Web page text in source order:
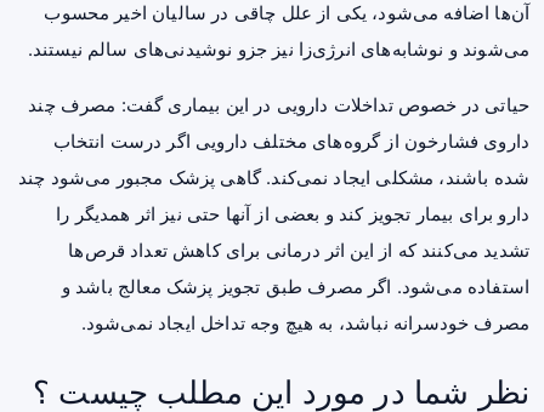
آن‌ها اضافه می‌شود، یکی از علل چاقی در سالیان اخیر محسوب
می‌شوند و نوشابه‌های انرژی‌زا نیز جزو نوشیدنی‌های سالم نیستند.
حیاتی در خصوص تداخلات دارویی در این بیماری گفت: مصرف چند
داروی فشارخون از گروه‌های مختلف دارویی اگر درست انتخاب
شده باشند، مشکلی ایجاد نمی‌کند. گاهی پزشک مجبور می‌شود چند
دارو برای بیمار تجویز کند و بعضی از آنها حتی نیز اثر همدیگر را
تشدید می‌کنند که از این اثر درمانی برای کاهش تعداد قرص‌ها
استفاده می‌شود. اگر مصرف طبق تجویز پزشک معالج باشد و
مصرف خودسرانه نباشد، به هیچ وجه تداخل ایجاد نمی‌شود.
نظر شما در مورد این مطلب چیست ؟